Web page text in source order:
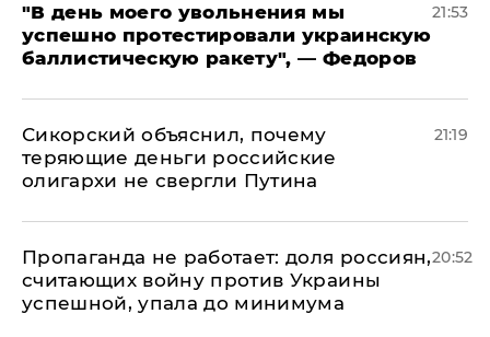
​"В день моего увольнения мы
успешно протестировали украинскую
баллистическую ракету", — Федоров
21:53
Сикорский объяснил, почему
теряющие деньги российские
олигархи не свергли Путина
21:19
​Пропаганда не работает: доля россиян,
считающих войну против Украины
успешной, упала до минимума
20:52